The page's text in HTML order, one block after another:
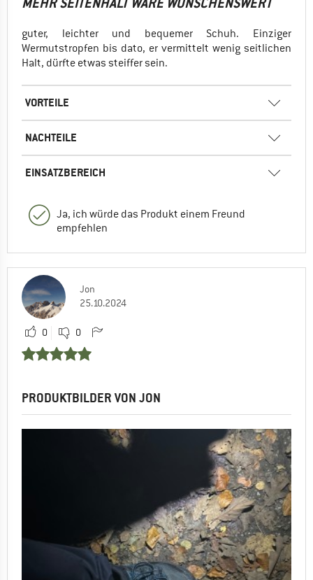
guter, leichter und bequemer Schuh. Einziger
Wermutstropfen bis dato, er vermittelt wenig seitlichen
Halt, dürfte etwas steiffer sein.
VORTEILE
NACHTEILE
EINSATZBEREICH
Ja, ich würde das Produkt einem Freund
empfehlen
Jon
25.10.2024
0 0
PRODUKTBILDER VON JON